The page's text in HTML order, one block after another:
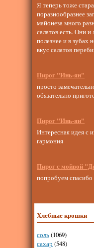
Я теперь тоже
поразнообразнее
майонеза много
салатов есть. Они
полезнее и в зубах
вкус салатов
Пирог "Инь-ян"
просто
обязательно
Пирог "Инь-ян"
Интересная идея с
гармония
Пирог с мойвой
попробуем спасибо
Хлебные крошки
соль(1069)
сахар (548)